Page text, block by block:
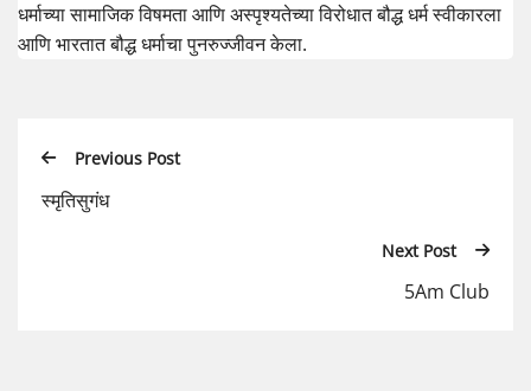
धर्माच्या सामाजिक विषमता आणि अस्पृश्यतेच्या विरोधात बौद्ध धर्म स्वीकारला
आणि भारतात बौद्ध धर्माचा पुनरुज्जीवन केला.
Previous Post
स्मृतिसुगंध
Next Post
5Am Club